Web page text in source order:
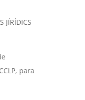
para